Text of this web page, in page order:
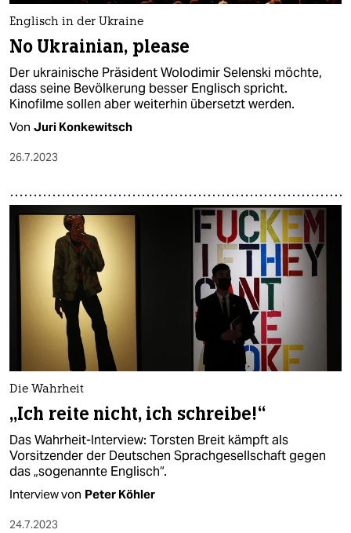
Englisch in der Ukraine
No Ukrainian, please
Der ukrainische Präsident Wolodimir Selenski möchte,
dass seine Bevölkerung besser Englisch spricht.
Kinofilme sollen aber weiterhin übersetzt werden.
Von Juri Konkewitsch
26.7.2023
Die Wahrheit
„Ich reite nicht, ich schreibe!“
Das Wahrheit-Interview: Torsten Breit kämpft als
Vorsitzender der Deutschen Sprachgesellschaft gegen
das „sogenannte Englisch“.
Interview von Peter Köhler
24.7.2023